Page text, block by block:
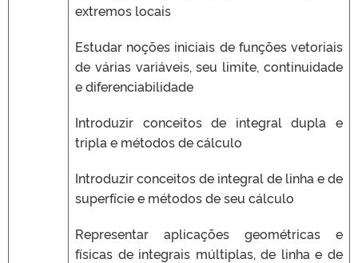
extremos locais
Estudar noções iniciais de funções vetoriais
de várias variáveis, seu limite, continuidade
e diferenciabilidade
Introduzir conceitos de integral dupla e
tripla e métodos de cálculo
Introduzir conceitos de integral de linha e de
superfície e métodos de seu cálculo
Representar aplicações geométricas e
físicas de integrais múltiplas, de linha e de